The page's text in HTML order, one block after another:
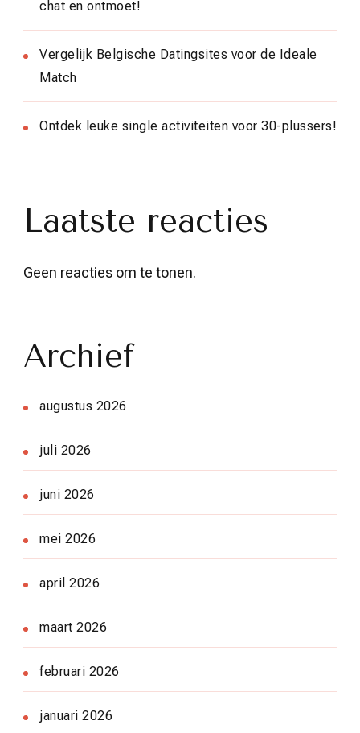
chat en ontmoet!
Vergelijk Belgische Datingsites voor de Ideale
Match
Ontdek leuke single activiteiten voor 30-plussers!
Laatste reacties
Geen reacties om te tonen.
Archief
augustus 2026
juli 2026
juni 2026
mei 2026
april 2026
maart 2026
februari 2026
januari 2026